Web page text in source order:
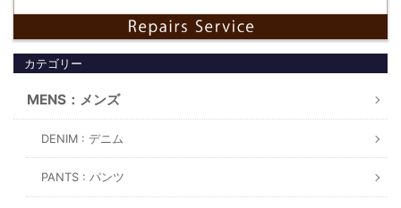
カテゴリー
MENS：メンズ
DENIM : デニム
PANTS : パンツ